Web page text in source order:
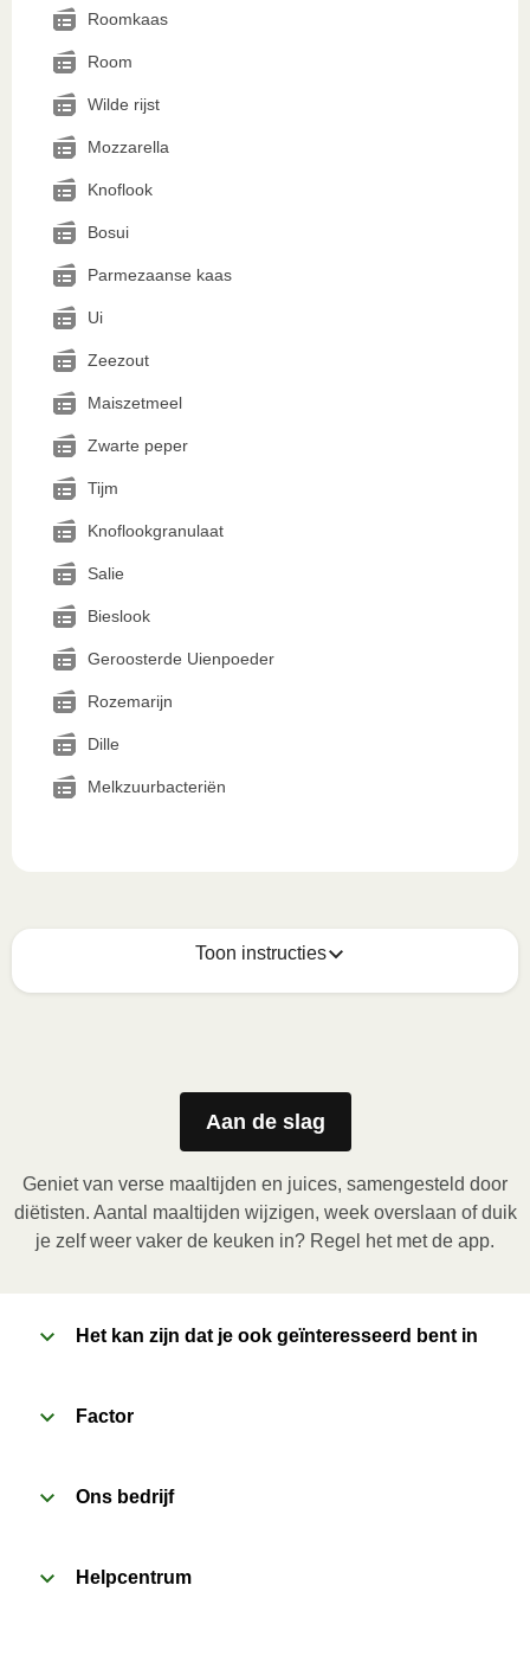
Roomkaas
Room
Wilde rijst
Mozzarella
Knoflook
Bosui
Parmezaanse kaas
Ui
Zeezout
Maiszetmeel
Zwarte peper
Tijm
Knoflookgranulaat
Salie
Bieslook
Geroosterde Uienpoeder
Rozemarijn
Dille
Melkzuurbacteriën
Toon instructies
Zo geniet je er op z'n best van
Magnetron (800W):
Verwijder de kartonnen sleeve en prik enkele gaatjes
in de folie. Plaats het bakje in de magnetron en
verwarm de maaltijd gedurende 3,5 minuten. Laat de
maaltijd daarna nog 1 minuut rusten voor het
verwijderen van de folie. Pas bij het openen op voor
sleeve en prik enkele gaatjes in de folie. Plaats het
daarna nog 1 minuut rusten voor het verwijderen van
Aan de slag
Geniet van verse maaltijden en juices, samengesteld door
diëtisten. Aantal maaltijden wijzigen, week overslaan of duik
je zelf weer vaker de keuken in? Regel het met de app.
Het kan zijn dat je ook geïnteresseerd bent in
Factor
Ons bedrijf
Helpcentrum